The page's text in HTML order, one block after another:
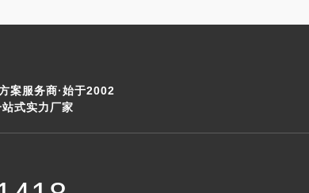
案服务商·始于2002
式实力厂家